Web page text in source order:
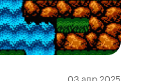
03 апр 2025